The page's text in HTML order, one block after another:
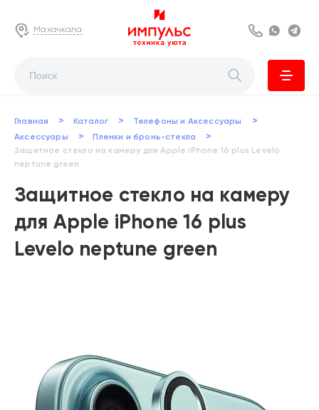
Махачкала 8 800 222 63
Главная > Каталог > Телефоны и Аксессуары >
Аксессуары > Пленки и бронь-стекла >
Защитное стекло на камеру для Apple iPhone 16 plus Levelo
neptune green
Защитное стекло на камеру
для Apple iPhone 16 plus
Levelo neptune green